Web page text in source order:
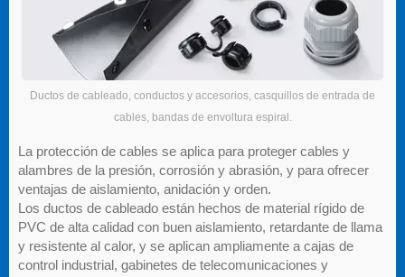
Ductos de cableado, conductos y accesorios, casquillos de entrada de
cables, bandas de envoltura espiral.
La protección de cables se aplica para proteger cables y
alambres de la presión, corrosión y abrasión, y para ofrecer
ventajas de aislamiento, anidación y orden.
Los ductos de cableado están hechos de material rígido de
PVC de alta calidad con buen aislamiento, retardante de llama
y resistente al calor, y se aplican ampliamente a cajas de
control industrial, gabinetes de telecomunicaciones y